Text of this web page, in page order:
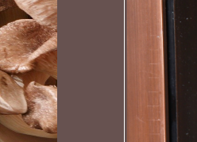
雪月花 炭火焼